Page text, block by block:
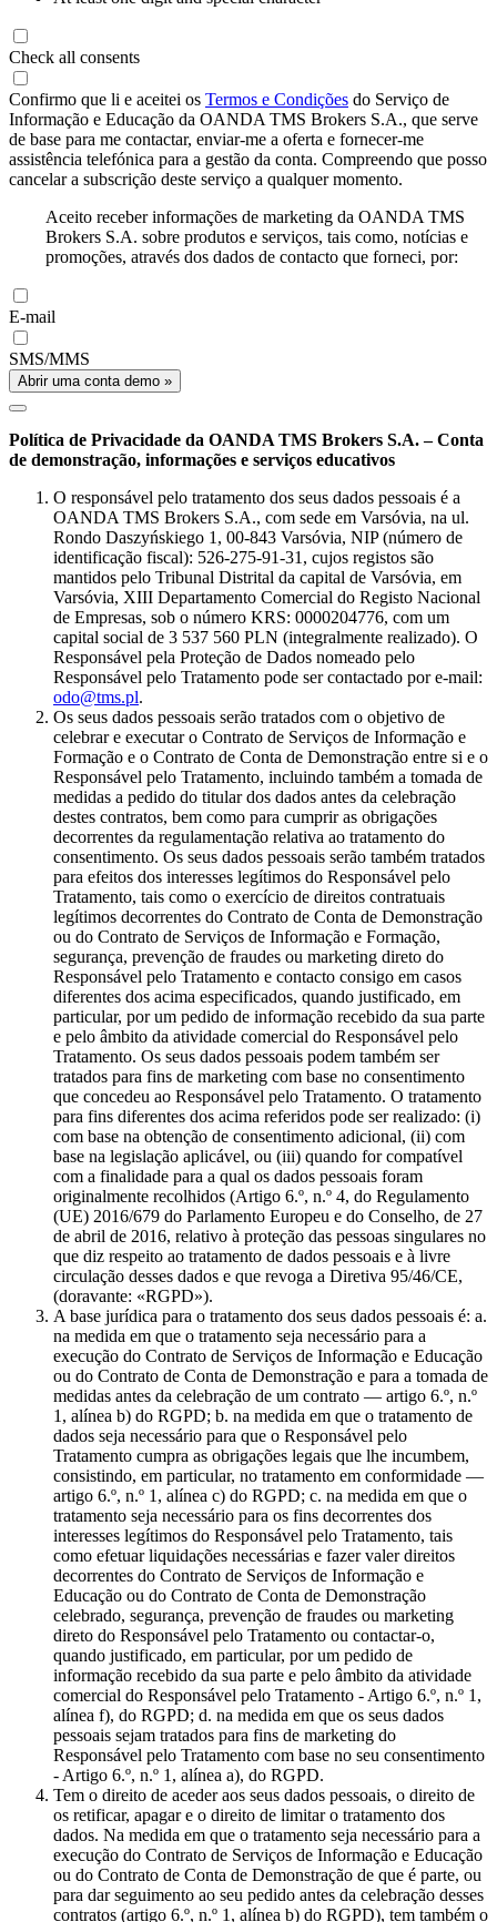
Check all consents
Confirmo que li e aceitei os Termos e Condições do Serviço de
Informação e Educação da OANDA TMS Brokers S.A., que serve
de base para me contactar, enviar-me a oferta e fornecer-me
assistência telefónica para a gestão da conta. Compreendo que posso
cancelar a subscrição deste serviço a qualquer momento.
Aceito receber informações de marketing da OANDA TMS
Brokers S.A. sobre produtos e serviços, tais como, notícias e
promoções, através dos dados de contacto que forneci, por:
E-mail
SMS/MMS
Abrir uma conta demo »
Política de Privacidade da OANDA TMS Brokers S.A. – Conta
de demonstração, informações e serviços educativos
O responsável pelo tratamento dos seus dados pessoais é a
OANDA TMS Brokers S.A., com sede em Varsóvia, na ul.
Rondo Daszyńskiego 1, 00-843 Varsóvia, NIP (número de
identificação fiscal): 526-275-91-31, cujos registos são
mantidos pelo Tribunal Distrital da capital de Varsóvia, em
Varsóvia, XIII Departamento Comercial do Registo Nacional
de Empresas, sob o número KRS: 0000204776, com um
capital social de 3 537 560 PLN (integralmente realizado). O
Responsável pela Proteção de Dados nomeado pelo
Responsável pelo Tratamento pode ser contactado por e-mail:
odo@tms.pl.
Os seus dados pessoais serão tratados com o objetivo de
celebrar e executar o Contrato de Serviços de Informação e
Formação e o Contrato de Conta de Demonstração entre si e o
Responsável pelo Tratamento, incluindo também a tomada de
medidas a pedido do titular dos dados antes da celebração
destes contratos, bem como para cumprir as obrigações
decorrentes da regulamentação relativa ao tratamento do
consentimento. Os seus dados pessoais serão também tratados
para efeitos dos interesses legítimos do Responsável pelo
Tratamento, tais como o exercício de direitos contratuais
legítimos decorrentes do Contrato de Conta de Demonstração
ou do Contrato de Serviços de Informação e Formação,
segurança, prevenção de fraudes ou marketing direto do
Responsável pelo Tratamento e contacto consigo em casos
diferentes dos acima especificados, quando justificado, em
particular, por um pedido de informação recebido da sua parte
e pelo âmbito da atividade comercial do Responsável pelo
Tratamento. Os seus dados pessoais podem também ser
tratados para fins de marketing com base no consentimento
que concedeu ao Responsável pelo Tratamento. O tratamento
para fins diferentes dos acima referidos pode ser realizado: (i)
com base na obtenção de consentimento adicional, (ii) com
base na legislação aplicável, ou (iii) quando for compatível
com a finalidade para a qual os dados pessoais foram
originalmente recolhidos (Artigo 6.º, n.º 4, do Regulamento
(UE) 2016/679 do Parlamento Europeu e do Conselho, de 27
de abril de 2016, relativo à proteção das pessoas singulares no
que diz respeito ao tratamento de dados pessoais e à livre
circulação desses dados e que revoga a Diretiva 95/46/CE,
(doravante: «RGPD»).
A base jurídica para o tratamento dos seus dados pessoais é: a.
na medida em que o tratamento seja necessário para a
execução do Contrato de Serviços de Informação e Educação
ou do Contrato de Conta de Demonstração e para a tomada de
medidas antes da celebração de um contrato — artigo 6.º, n.º
1, alínea b) do RGPD; b. na medida em que o tratamento de
dados seja necessário para que o Responsável pelo
Tratamento cumpra as obrigações legais que lhe incumbem,
consistindo, em particular, no tratamento em conformidade —
artigo 6.º, n.º 1, alínea c) do RGPD; c. na medida em que o
tratamento seja necessário para os fins decorrentes dos
interesses legítimos do Responsável pelo Tratamento, tais
como efetuar liquidações necessárias e fazer valer direitos
decorrentes do Contrato de Serviços de Informação e
Educação ou do Contrato de Conta de Demonstração
celebrado, segurança, prevenção de fraudes ou marketing
direto do Responsável pelo Tratamento ou contactar-o,
quando justificado, em particular, por um pedido de
informação recebido da sua parte e pelo âmbito da atividade
comercial do Responsável pelo Tratamento - Artigo 6.º, n.º 1,
alínea f), do RGPD; d. na medida em que os seus dados
pessoais sejam tratados para fins de marketing do
Responsável pelo Tratamento com base no seu consentimento
- Artigo 6.º, n.º 1, alínea a), do RGPD.
Tem o direito de aceder aos seus dados pessoais, o direito de
os retificar, apagar e o direito de limitar o tratamento dos
dados. Na medida em que o tratamento seja necessário para a
execução do Contrato de Serviços de Informação e Educação
ou do Contrato de Conta de Demonstração de que é parte, ou
para dar seguimento ao seu pedido antes da celebração desses
contratos (artigo 6.º, n.º 1, alínea b) do RGPD), tem também o